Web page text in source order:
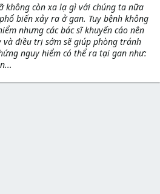
không còn xa lạ gì với chúng ta nữa
biến xảy ra ở gan. Tuy bệnh không
nhưng các bác sĩ khuyến cáo nên
và điều trị sớm sẽ giúp phòng tránh
nguy hiểm có thể ra tại gan như: